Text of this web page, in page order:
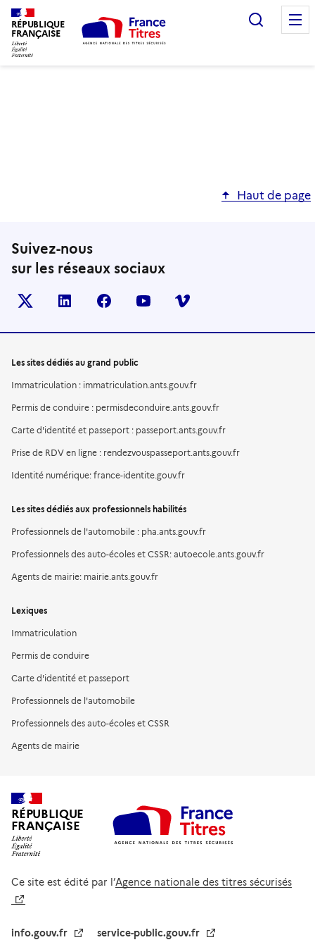
RÉPUBLIQUE
FRANÇAISE
Haut de page
Suivez-nous
sur les réseaux sociaux
X (anciennement TWITTER)
LINKEDINFACEBOOKYOUTUBEVIMEO
Les sites dédiés au grand public
Immatriculation : immatriculation.ants.gouv.fr
Permis de conduire : permisdeconduire.ants.gouv.fr
Carte d'identité et passeport : passeport.ants.gouv.fr
Prise de RDV en ligne : rendezvouspasseport.ants.gouv.fr
Identité numérique: france-identite.gouv.fr
Les sites dédiés aux professionnels habilités
Professionnels de l'automobile : pha.ants.gouv.fr
Professionnels des auto-écoles et CSSR: autoecole.ants.gouv.fr
Agents de mairie: mairie.ants.gouv.fr
Lexiques
Immatriculation
Permis de conduire
Carte d'identité et passeport
Professionnels de l'automobile
Professionnels des auto-écoles et CSSR
Agents de mairie
RÉPUBLIQUE
FRANÇAISE
Ce site est édité par l’Agence nationale des titres sécurisés
info.gouv.fr service-public.gouv.fr